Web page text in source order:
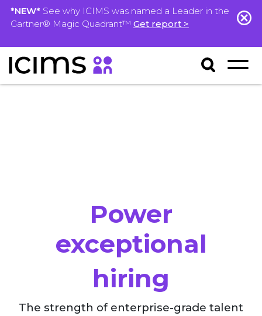
*NEW* See why ICIMS was named a Leader in the
Gartner® Magic Quadrant™ Get report >
Power
exceptional
hiring
The strength of enterprise-grade talent